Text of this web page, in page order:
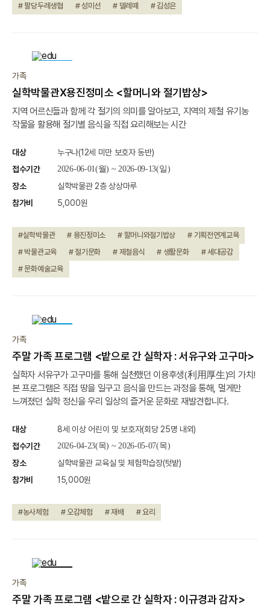
# 팔당두레생협
# 성미선 # 델레떼 # 김성은
가족
실학박물관X용진정미소 <할머니와 절기밥상>
지역 어르신들과 함께 각 절기의 의미를 알아보고, 지역의 제철 유기농
작물을 활용해 절기별 음식을 직접 요리해보는 시간
대상
누구나(12세 미만 보호자 동반)
접수기간
2026-06-01(월) ~ 2026-09-13(일)
장소
실학박물관 2층 상상마루
참가비
5,000원
#실학박물관 # 용진정미소 # 할머니와절기밥상
# 기획전연계교육
# 박물관교육
# 절기문화 # 제철음식 # 생활문화
# 세대공감
# 문화예술교육
가족
주말 가족 프로그램 <밭으로 간 실학자 : 서유구와 고구마>
실학자 서유구가 고구마를 통해 실천했던 이용후생(利用厚生)의 가치!
본 프로그램은 직접 땅을 일구고 음식을 만드는 과정을 통해, 멀게만
느껴졌던 실학 정신을 우리 일상의 즐거운 문화로 재발견합니다.
대상
8세 이상 어린이 및 보호자(회당 25명 내외)
접수기간
2026-04-23(목) ~ 2026-05-07(목)
장소
실학박물관 교육실 및 체험학습장(텃밭)
참가비
15,000원
#농사체험 # 오감체험 # 재배 # 요리
가족
주말 가족 프로그램 <밭으로 간 실학자 : 이규경과 감자>